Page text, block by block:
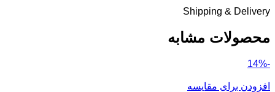
Shipping & Delivery
محصولات مشابه
-14%
افزودن برای مقایسه